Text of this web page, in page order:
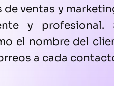
ventas y
y profesional.
el nombre del
a cada